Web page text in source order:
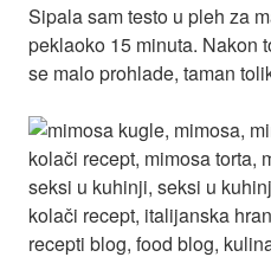
Sipala sam testo u pleh za
peklaoko 15 minuta. Nakon
se malo prohlade, taman